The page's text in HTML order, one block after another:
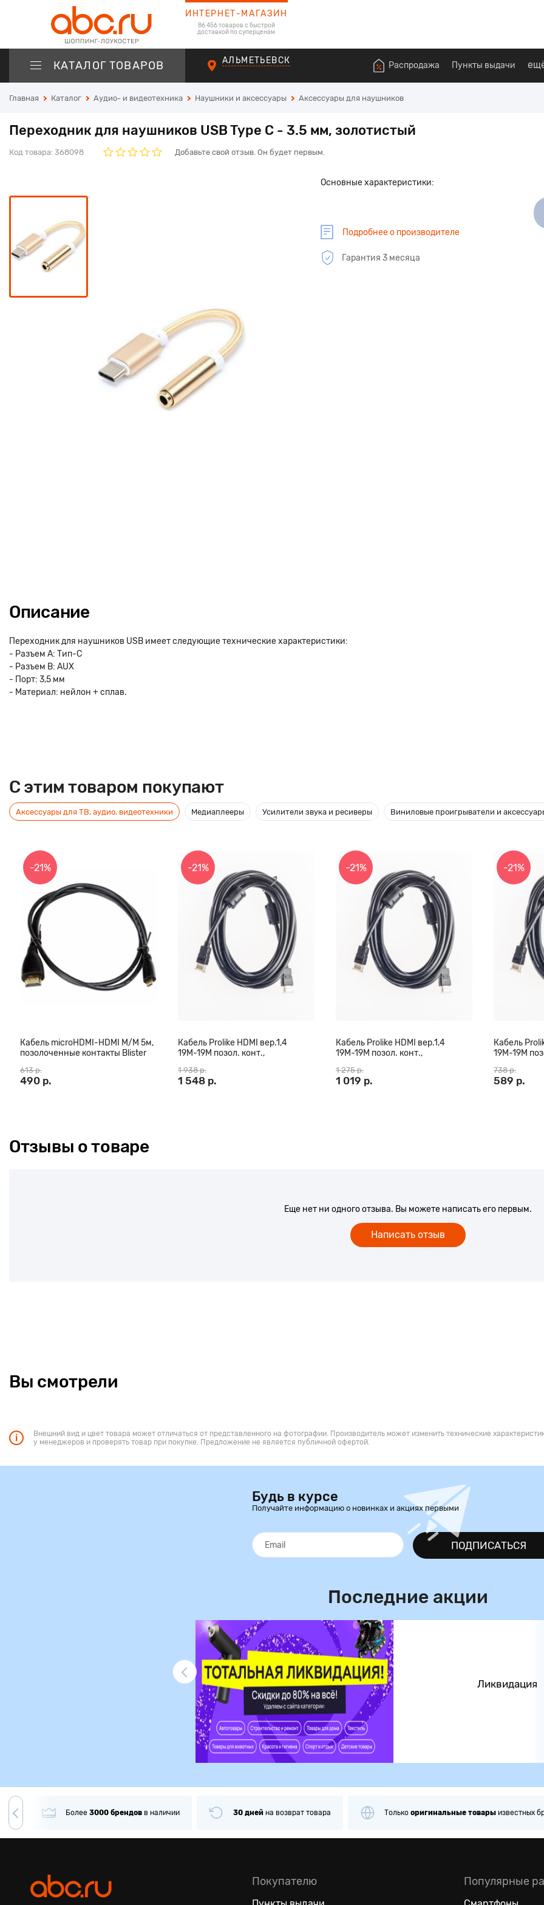
ИНТЕРНЕТ-МАГАЗИН
86 456 товаров с быстрой
доставкой по суперценам
КАТАЛОГ ТОВАРОВ АЛЬМЕТЬЕВСК Распродажа Пункты выдачи
Главная Каталог Аудио- и видеотехника Наушники и аксессуары Аксессуары для наушников
Переходник для наушников USB Type C - 3.5 мм, золотистый
Код товара: 368098 Добавьте свой отзыв. Он будет первым.
Основные характеристики:
Подробнее о производителе
Гарантия 3 месяца
Описание
Переходник для наушников USB имеет следующие технические характеристики:
- Разъем A: Тип-C
- Разъем B: AUX
- Порт: 3,5 мм
- Материал: нейлон + сплав.
C этим товаром покупают
Аксессуары для ТВ, аудио, видеотехники Медиаплееры Усилители звука и ресиверы Виниловые проигрыватели и
-21%
Кабель microHDMI-HDMI M/M 5м,
позолоченные контакты Blister
613 р.
490 р.
-21%
Кабель Prolike HDMI вер.1,4
19М-19М позол. конт.,
1 938 р.
1 548 р.
-21%
Кабель Prolike HDMI вер.1,4
19М-19М позол. конт.,
1 275 р.
1 019 р.
-21%
Кабель
19М-19М
738 р.
589 р.
Отзывы о товаре
Еще нет ни одного отзыва. Вы можете написать его первым.
Написать отзыв
Вы смотрели
Внешний вид и цвет товара может отличаться от представленного на фотографии. Производитель может изменить технические
у менеджеров и проверять товар при покупке. Предложение не является публичной офертой.
Будь в курсе
Получайте информацию о новинках и акциях первыми
ПОДПИСАТЬСЯ
Последние акции
Ликвидация
Более 3000 брендов в наличии 30 дней на возврат товара Только оригинальные товары известных
Покупателю Популярные